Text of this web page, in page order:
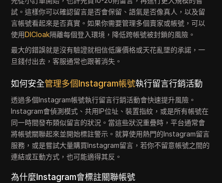
試。這樣你可以確認留言是否會保留、語氣是否像真人，以及留
言帳號看起來是否真實。如果你需要管理多個賣家或帳號，可以
使用DICloak隔離每個登入環境，降低跨帳號被封鎖的風險。
最大的錯誤就是沒有驗證就相信低廉價格或天花亂墜的承諾，一
旦錢付出去，客服通常也跟著消失。
如何安全管理多個Instagram帳號執行留言行銷活動
透過多個Instagram帳號執行留言行銷活動會快速提升風險。
Instagram會偵測模式、共用IP位址、裝置指紋，或是所有帳號在
同一時間發布類似留言的狀況。當這些狀況重疊時，平台通常會
將帳號關聯起來並開始標註警示。就算使用熱門的Instagram留言
服務，或是嘗試大量購買Instagram留言，若你不留意帳號之間的
連結或互動方式，也可能適得其反。
為什麼Instagram會標註關聯帳號